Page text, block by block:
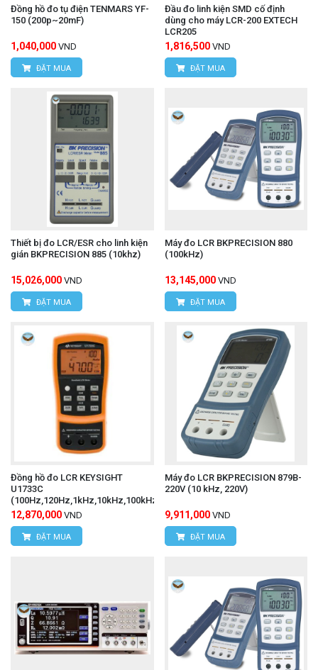
Đồng hồ đo tụ điện TENMARS YF-
150 (200p~20mF)
1,040,000 VND
ĐẶT MUA
Đầu đo linh kiện SMD cố định
dùng cho máy LCR-200 EXTECH
LCR205
1,816,500 VND
ĐẶT MUA
Thiết bị đo LCR/ESR cho linh kiện
gián BKPRECISION 885 (10khz)
15,026,000 VND
ĐẶT MUA
Máy đo LCR BKPRECISION 880
(100kHz)
13,145,000 VND
ĐẶT MUA
Đồng hồ đo LCR KEYSIGHT
U1733C
(100Hz,120Hz,1kHz,10kHz,100kHz)
12,870,000 VND
ĐẶT MUA
Máy đo LCR BKPRECISION 879B-
220V (10 kHz, 220V)
9,911,000 VND
ĐẶT MUA